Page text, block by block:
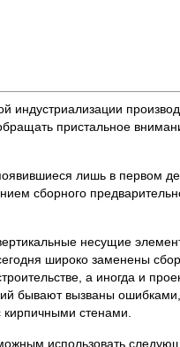
индустриализации
пристальное
лишь в первом
сборного
несущие
широко заменены
а иногда и
бывают вызваны
стенами.
использовать